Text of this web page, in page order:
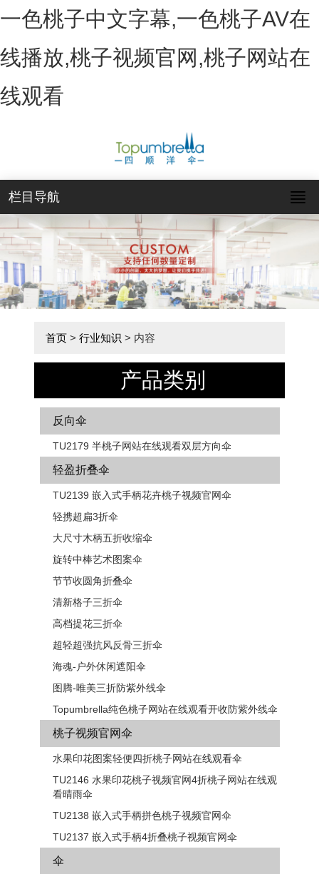
一色桃子中文字幕,一色桃子AV在
线播放,桃子视频官网,桃子网站在
线观看
栏目导航
首页 > 行业知识 > 内容
产品类别
反向伞
TU2179 半桃子网站在线观看双层方向伞
轻盈折叠伞
TU2139 嵌入式手柄花卉​​桃子视频官网伞
轻携超扁3折伞
大尺寸木柄五折收缩伞
旋转中棒艺术图案伞
节节收圆角折叠伞
清新格子三折伞
高档提花三折伞
超轻超强抗风反骨三折伞
海魂-户外休闲遮阳伞
图腾-唯美三折防紫外线伞
Topumbrella纯色桃子网站在线观看开收防紫外线伞
桃子视频官网伞
水果印花图案轻便四折桃子网站在线观看伞
TU2146 水果印花桃子视频官网4折桃子网站在线观
看晴雨伞
TU2138 嵌入式手柄拼色​​桃子视频官网伞
TU2137 嵌入式手柄4折叠桃子视频官网伞
伞